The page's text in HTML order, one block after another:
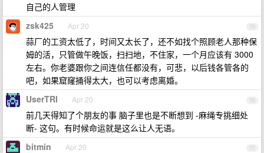
自己的人管理
75
zsk425 Apr 20
蒜厂的工资太低了，时间又太长了，还不如找个照顾老人那种保
姆的活，只管做午晚饭，扫扫地，不住家，一个月应该有 3000
左右。你老婆跟你之间连信任都没有，可悲，以后钱各管各的
吧，如果窟窿捅得太大，也可以考虑离婚。
76
UserTRI Apr 20
前几天得知了个朋友的事 脑子里也是不断想到 -麻绳专挑细处
断- 这句。有时候命运就是这么让人无语。
77
bitmin Apr 20